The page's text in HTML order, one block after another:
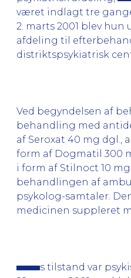
været indlagt tre
2. marts 2001 blev hun
afdeling til
distriktspsykiatrisk
Ved begyndelsen af
behandling med
af Seroxat 40 mg dgl.,
form af Dogmatil 300
i form af Stilnoct 10
behandlingen af
psykolog-samtaler.
medicinen suppleret
s tilstand var